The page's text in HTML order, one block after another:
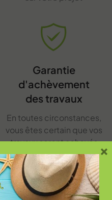
Garantie
d'achèvement
des travaux
En toutes circonstances,
vous êtes certain que vos
travaux seront achevés ×